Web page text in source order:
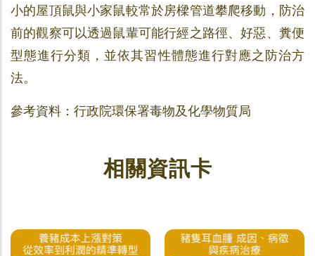
小的屋頂鼠與小家鼠較常於房樑管道攀爬移動，防治
前的觀察可以透過鼠輩可能行經之路徑、好惡、糞便
型態進行分類，並依其習性體態進行對應之防治方
法。
參考資料：行政院環保署毒物及化學物質局
相關資訊卡